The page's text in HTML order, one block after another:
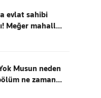
evlat sahibi
Meğer mahall...
Musun neden
ne zaman...